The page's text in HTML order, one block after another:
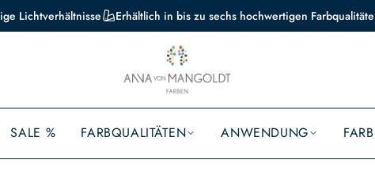
Lichtverhältnisse Erhältlich in bis zu sechs hochwertigen
SALE % FARBQUALITÄTEN ANWENDUNG